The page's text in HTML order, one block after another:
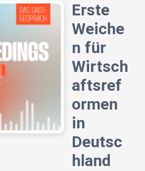
Erste
Weiche
n für
Wirtsch
aftsref
ormen
in
Deutsc
hland